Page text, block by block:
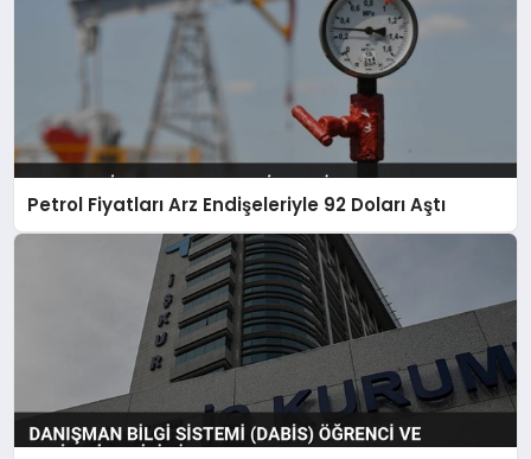
Petrol Fiyatları Arz Endişeleriyle 92 Doları Aştı